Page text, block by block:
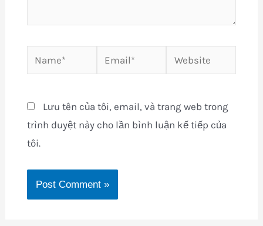
Name* Email* Website
Lưu tên của tôi, email, và trang web trong
trình duyệt này cho lần bình luận kế tiếp của
tôi.